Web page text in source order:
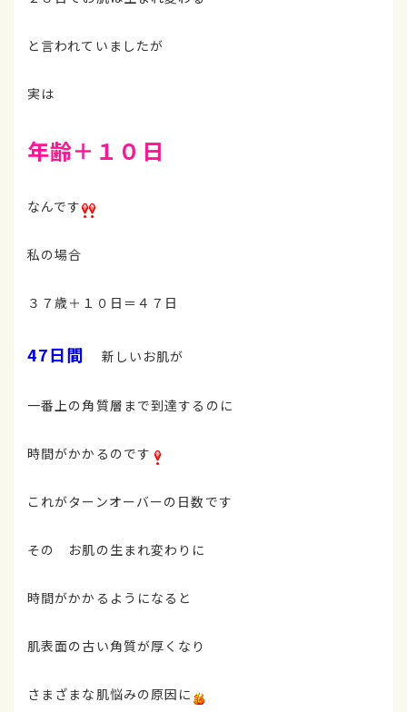
と言われていましたが
実は
年齢＋１０日
なんです
私の場合
３７歳＋１０日＝４７日
47日間 新しいお肌が
一番上の角質層まで到達するのに
時間がかかるのです
これがターンオーバーの日数です
その お肌の生まれ変わりに
時間がかかるようになると
肌表面の古い角質が厚くなり
さまざまな肌悩みの原因に